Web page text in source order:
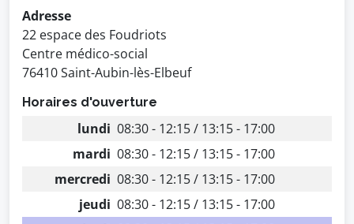
Adresse
22 espace des Foudriots
Centre médico-social
76410 Saint-Aubin-lès-Elbeuf
Horaires d'ouverture
lundi 08:30 - 12:15 / 13:15 - 17:00
mardi 08:30 - 12:15 / 13:15 - 17:00
mercredi 08:30 - 12:15 / 13:15 - 17:00
jeudi 08:30 - 12:15 / 13:15 - 17:00